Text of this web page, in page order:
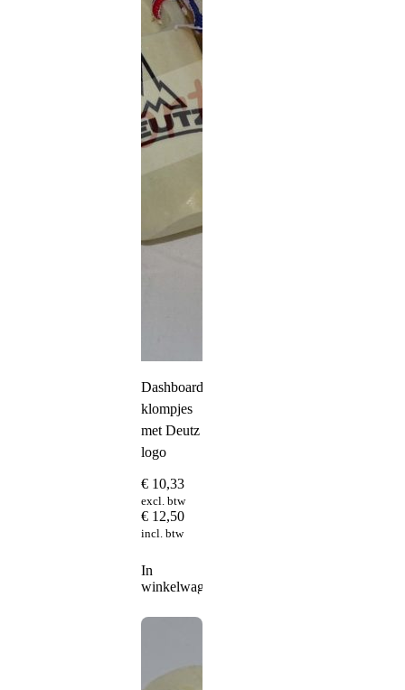
Dashboard
klompjes
met Deutz
logo
€ 10,33
excl. btw
€ 12,50
incl. btw
In
winkelwagen